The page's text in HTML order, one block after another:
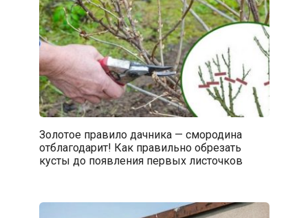
Золотое правило дачника — смородина
отблагодарит! Как правильно обрезать
кусты до появления первых листочков